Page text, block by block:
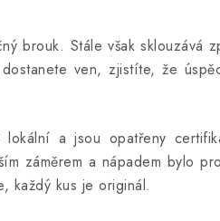
brouk. Stále však sklouzává
ven, zjistíte, že
a jsou opatřeny
záměrem a nápadem bylo
každý kus je originál.